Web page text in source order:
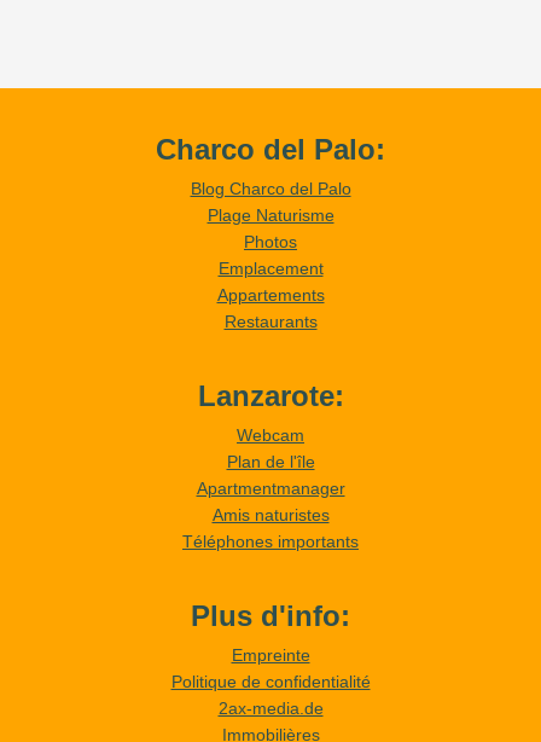
Charco del Palo:
Blog Charco del Palo
Plage Naturisme
Photos
Emplacement
Appartements
Restaurants
Lanzarote:
Webcam
Plan de l'île
Apartmentmanager
Amis naturistes
Téléphones importants
Plus d'info:
Empreinte
Politique de confidentialité
2ax-media.de
Immobilières